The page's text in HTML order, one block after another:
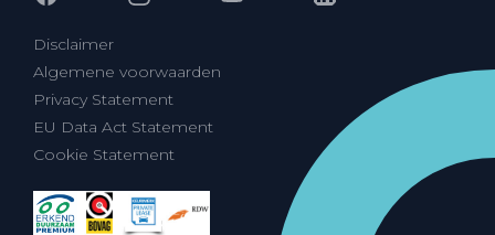
Disclaimer
Algemene voorwaarden
Privacy Statement
EU Data Act Statement
Cookie Statement